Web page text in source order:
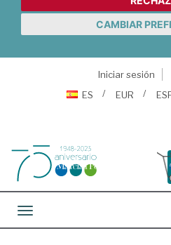
CAMBIAR
Iniciar sesión
ES
EUR
Toggle navigation